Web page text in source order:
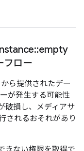
::empty
ロー
ら提供されたデー
が発生する可能性
破損し、メディアサ
されるおそれがあり